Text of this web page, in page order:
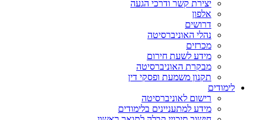
יצירת קשר ודרכי הגעה
אלפון
דרושים
נהלי האוניברסיטה
מכרזים
מידע לשעת חירום
מבקרת האוניברסיטה
תקנון משמעת ופסקי דין
לימודים
רישום לאוניברסיטה
מידע למתעניינים בלימודים